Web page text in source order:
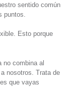
sentido común
puntos.
Esto porque
no combina al
nosotros. Trata de
que vayas